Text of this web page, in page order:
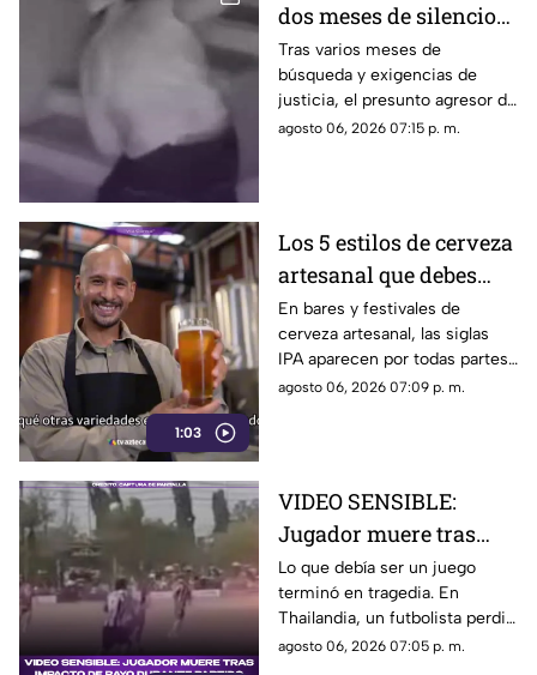
dos meses de silencio
detuvieron a Jorge "N",
agresor de Paula
Tras varios meses de
búsqueda y exigencias de
justicia, el presunto agresor de
Paula Fajardo fue localizado y
agosto 06, 2026 07:15 p. m.
1:03
Los 5 estilos de cerveza
artesanal que debes
conocer
En bares y festivales de
cerveza artesanal, las siglas
IPA aparecen por todas partes.
Pero, ¿qué significa realmente
agosto 06, 2026 07:09 p. m.
VIDEO SENSIBLE:
Jugador muere tras
impacto de rayo
durante partido
Lo que debía ser un juego
terminó en tragedia. En
Thailandia, un futbolista perdió
la vida al ser alcanzado por un
agosto 06, 2026 07:05 p. m.